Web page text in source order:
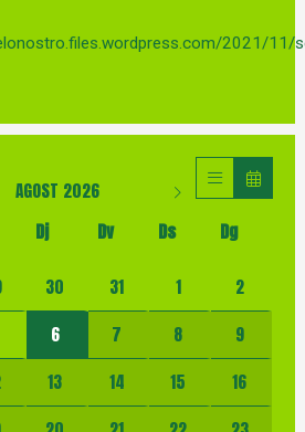
2021/11/
AGOST 2026
Dj Dv Ds
Dg
mes
30 31 1
2
6 7 8
9
13 14 15
16